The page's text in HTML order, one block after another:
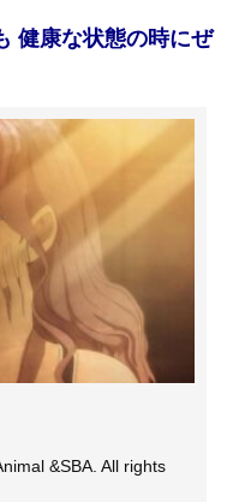
健康な状態の時にぜ
&SBA. All rights